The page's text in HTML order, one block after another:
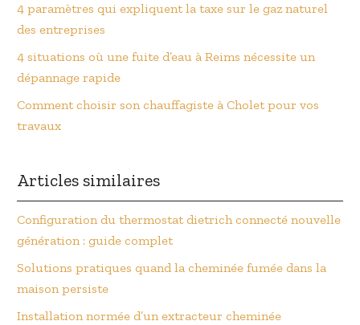
4 paramètres qui expliquent la taxe sur le gaz naturel
des entreprises
4 situations où une fuite d’eau à Reims nécessite un
dépannage rapide
Comment choisir son chauffagiste à Cholet pour vos
travaux
Articles similaires
Configuration du thermostat dietrich connecté nouvelle
génération : guide complet
Solutions pratiques quand la cheminée fumée dans la
maison persiste
Installation normée d’un extracteur cheminée